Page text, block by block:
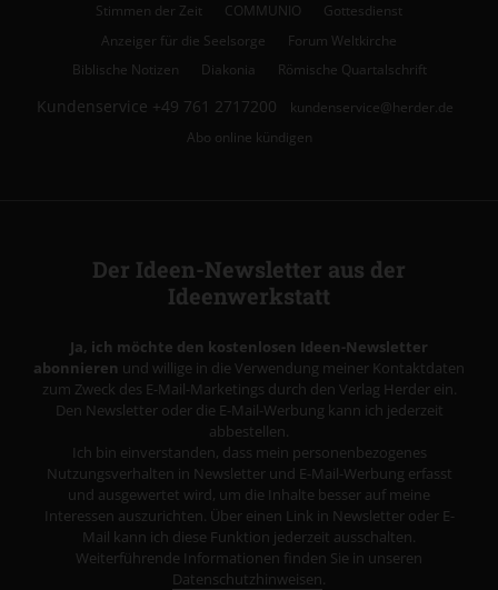
Stimmen der Zeit
COMMUNIO
Gottesdienst
Anzeiger für die Seelsorge
Forum Weltkirche
Biblische Notizen
Diakonia Römische Quartalschrift
Kundenservice +49 761 2717200
kundenservice@herder.de
Abo online kündigen
Der Ideen-Newsletter aus der
Ideenwerkstatt
Ja, ich möchte den kostenlosen Ideen-Newsletter
abonnieren und willige in die Verwendung meiner Kontaktdaten
zum Zweck des E-Mail-Marketings durch den Verlag Herder ein.
Den Newsletter oder die E-Mail-Werbung kann ich jederzeit
abbestellen.
Ich bin einverstanden, dass mein personenbezogenes
Nutzungsverhalten in Newsletter und E-Mail-Werbung erfasst
und ausgewertet wird, um die Inhalte besser auf meine
Interessen auszurichten. Über einen Link in Newsletter oder E-
Mail kann ich diese Funktion jederzeit ausschalten.
Weiterführende Informationen finden Sie in unseren
Datenschutzhinweisen